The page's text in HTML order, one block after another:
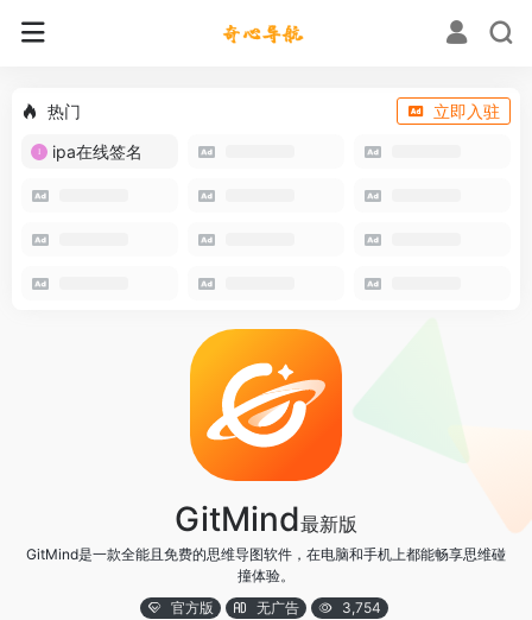
热门
立即入驻
ipa在线签名
GitMind最新版
GitMind是一款全能且免费的思维导图软件，在电脑和手机上都能畅享思维碰
撞体验。
官方版
无广告 3,754